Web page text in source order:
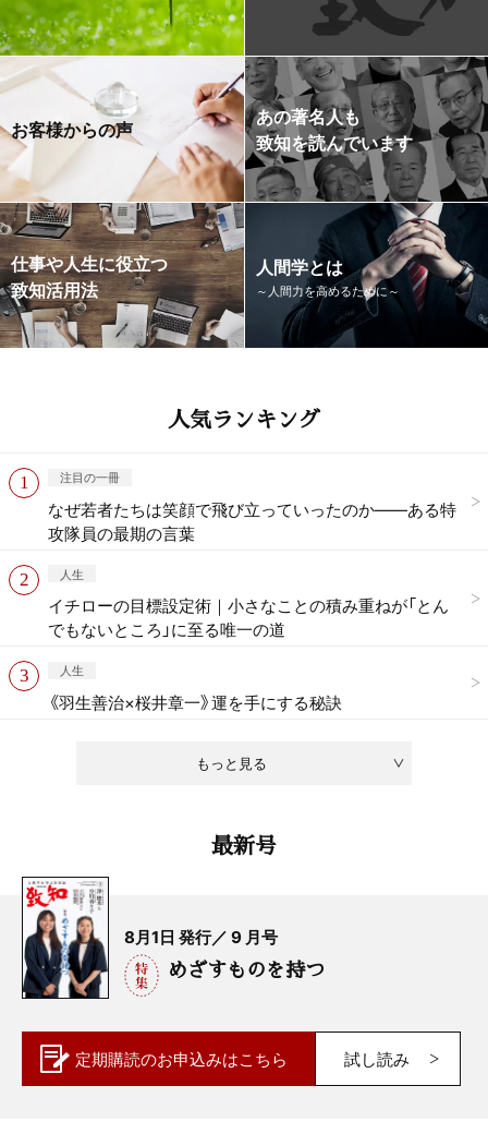
お客様からの声
あの著名人も
致知を読んでいます
仕事や人生に役立つ
致知活用法
人間学とは
～人間力を高めるために～
人気ランキング
もっと見る
注目の一冊
なぜ若者たちは笑顔で飛び立っていったのか——ある特
攻隊員の最期の言葉
人生
イチローの目標設定術｜小さなことの積み重ねが「とん
でもないところ」に至る唯一の道
人生
《羽生善治×桜井章一》運を手にする秘訣
最新号
8月1日 発行／ 9 月号
めざすものを持つ
定期購読のお申込みはこちら 試し読み